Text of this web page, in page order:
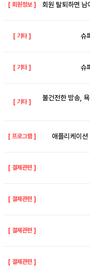
[ 회원정보 ] 회원 탈퇴하면 남
[ 기타 ] 슈
[ 기타 ] 슈
[ 기타 ]
불건전한 방송,
[ 프로그램 ] 애플리케이션
[ 결제관련 ]
[ 결제관련 ]
[ 결제관련 ]
[ 결제관련 ]